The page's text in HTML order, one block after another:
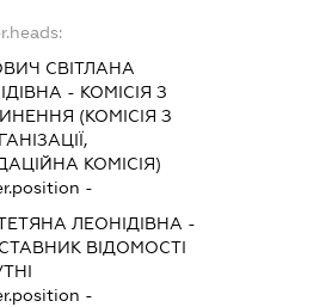
СВІТЛАНА
- КОМІСІЯ З
(КОМІСІЯ З
КОМІСІЯ)
-
ЛЕОНІДІВНА -
ВІДОМОСТІ
-